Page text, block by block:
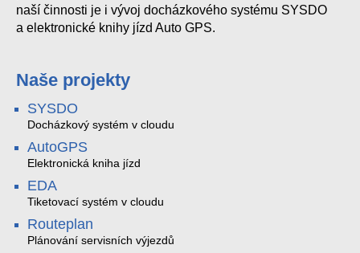
naší činnosti je i vývoj docházkového systému SYSDO
a elektronické knihy jízd Auto GPS.
Naše projekty
SYSDO
Docházkový systém v cloudu
AutoGPS
Elektronická kniha jízd
EDA
Tiketovací systém v cloudu
Routeplan
Plánování servisních výjezdů